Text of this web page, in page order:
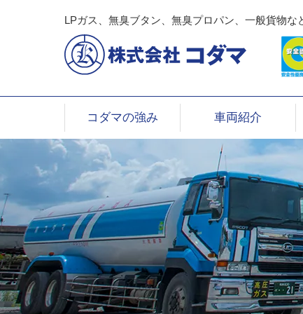
LPガス、無臭ブタン、無臭プロパン、一般貨物な
コダマの強み 車両紹介